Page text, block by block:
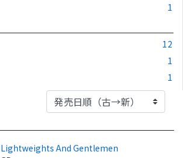
1
12
1
1
Lightweights And Gentlemen